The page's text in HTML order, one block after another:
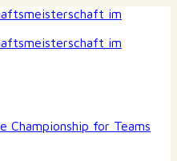
Championship for Teams